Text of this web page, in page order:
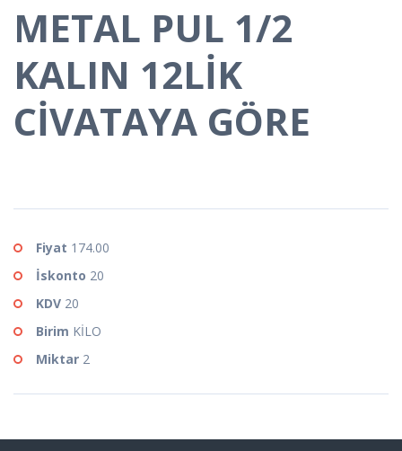
METAL PUL 1/2
KALIN 12LİK
CİVATAYA GÖRE
Fiyat 174.00
İskonto 20
KDV 20
Birim KİLO
Miktar 2